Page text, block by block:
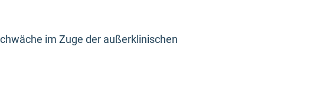
im Zuge der außerklinischen